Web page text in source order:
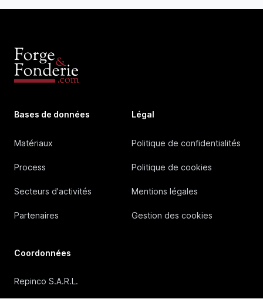
Bases de données
Matériaux
Process
Secteurs d'activités
Partenaires
Légal
Politique de confidentialités
Politique de cookies
Mentions légales
Gestion des cookies
Coordonnées
Repinco S.A.R.L.